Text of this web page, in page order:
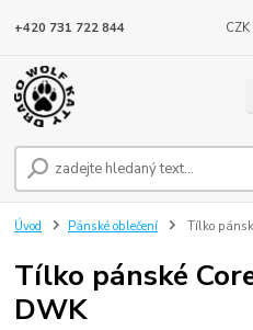
CZK
+420 731 722 844
Úvod Pánské oblečení Tílko
Tílko pánské
DWK